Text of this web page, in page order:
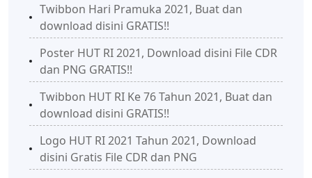
Twibbon Hari Pramuka 2021, Buat dan
download disini GRATIS!!
Poster HUT RI 2021, Download disini File CDR
dan PNG GRATIS!!
Twibbon HUT RI Ke 76 Tahun 2021, Buat dan
download disini GRATIS!!
Logo HUT RI 2021 Tahun 2021, Download
disini Gratis File CDR dan PNG